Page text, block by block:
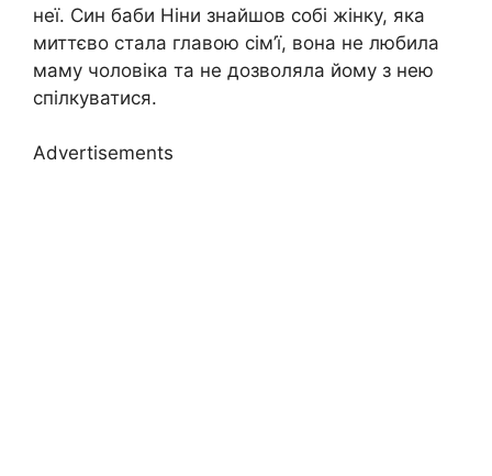
неї. Син баби Ніни знайшов собі жінку, яка
миттєво стала главою сім’ї, вона не любила
маму чоловіка та не дозволяла йому з нею
спілкуватися.
Advertisements